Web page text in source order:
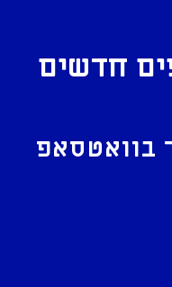
חדשים